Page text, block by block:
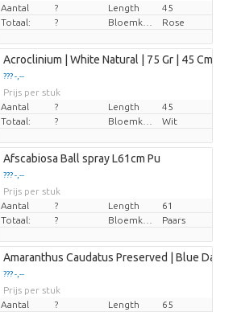
Aantal
? Length
45
Totaal:
? Rose
Acroclinium | White Natural | 75 Gr | 45 Cm
??? -,--
Prijs per stuk
Aantal
? Length
45
Totaal:
? Wit
Afscabiosa Ball spray L61cm Pu
??? -,--
Prijs per stuk
Aantal
? Length
61
Totaal:
? Paars
Amaranthus Caudatus Preserved | Blue Dark |
??? -,--
Prijs per stuk
Aantal
? Length
65